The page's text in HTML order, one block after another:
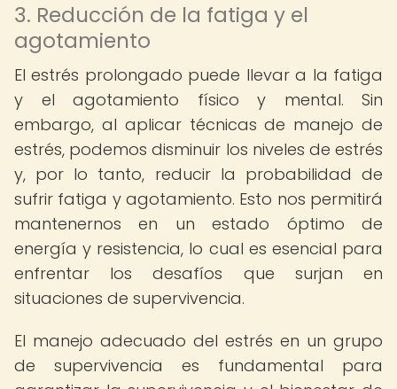
3. Reducción de la fatiga y el
agotamiento
El estrés prolongado puede llevar a la fatiga
y el agotamiento físico y mental. Sin
embargo, al aplicar técnicas de manejo de
estrés, podemos disminuir los niveles de estrés
y, por lo tanto, reducir la probabilidad de
sufrir fatiga y agotamiento. Esto nos permitirá
mantenernos en un estado óptimo de
energía y resistencia, lo cual es esencial para
enfrentar los desafíos que surjan en
situaciones de supervivencia.
El manejo adecuado del estrés en un grupo
de supervivencia es fundamental para